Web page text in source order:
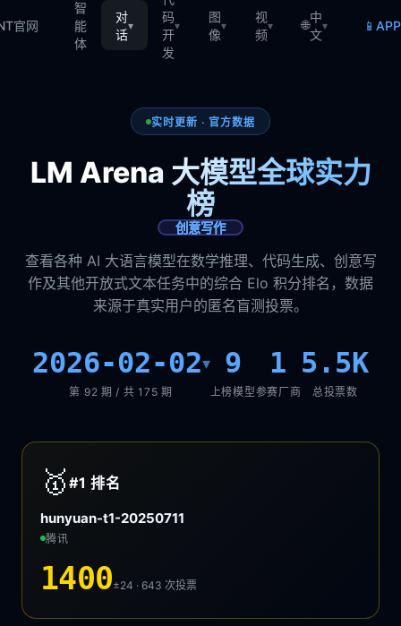
官网
智
能
体
对
话
▾
码
开
发
▾
图
像
▾
视
频
▾ 🌐
中
文
▾ 📱
实时更新 · 官方数据
LM Arena 大模型全球实力
榜
创意写作
查看各种 AI 大语言模型在数学推理、代码生成、创意写
作及其他开放式文本任务中的综合 Elo 积分排名，数据
来源于真实用户的匿名盲测投票。
2026-02-02▾
第 92 期 / 共 175 期
9
上榜模型
1
参赛厂商
5.5K
总投票数
🥇 #1排名
hunyuan-t1-20250711
腾讯
1400±24 · 643次投票